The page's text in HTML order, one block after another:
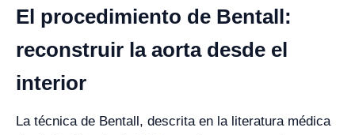
El procedimiento de Bentall:
reconstruir la aorta desde el
interior
La técnica de Bentall, descrita en la literatura médica